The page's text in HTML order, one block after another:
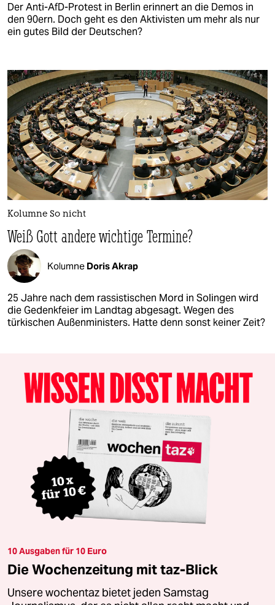
Der Anti-AfD-Protest in Berlin erinnert an die Demos in
den 90ern. Doch geht es den Aktivisten um mehr als nur
ein gutes Bild der Deutschen?
Kolumne So nicht
Weiß Gott andere wichtige Termine?
Kolumne Doris Akrap
25 Jahre nach dem rassistischen Mord in Solingen wird
die Gedenkfeier im Landtag abgesagt. Wegen des
türkischen Außenministers. Hatte denn sonst keiner Zeit?
10 Ausgaben für 10 Euro
Die Wochenzeitung mit taz-Blick
Unsere wochentaz bietet jeden Samstag